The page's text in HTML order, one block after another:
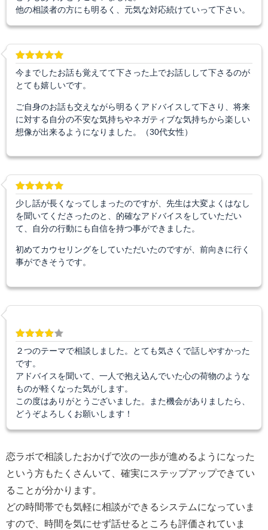
他の相談者の方にも明るく、元気な対応続けていって下さい。
今までしたお話も覚えてて下さった上でお話しして下さるのが
とても嬉しいです。
ご自身のお話も交えながら明るくアドバイスして下さり、将来
に対する自分の不安な気持ちやネガティブな気持ちから楽しい
想像が出来るようになりました。（30代女性）
少し話が長くなってしまったのですが、先生は大変よくはなし
を聞いてくださったのと、的確なアドバイスをしていただい
て、自分の行動にも自信を持つ事ができました。
初めてカウセリングをしていただいたのですが、前向きに行く
事ができそうです。
２つのテーマで相談しました。とても気さくで話しやすかった
です。
アドバイスを聞いて、一人で抱え込んでいた心の荷物のような
ものが軽くなった気がします。
この度はありがとうございました。また機会がありましたら、
どうぞよろしくお願いします！
恋ラボで相談したおかげで次の一歩が進めるようになった
という方もたくさんいて、確実にステップアップできてい
ることが分かります。
どの時間帯でも気軽に相談ができるシステムになっていま
すので、時間を気にせず話せるところも評価されていま